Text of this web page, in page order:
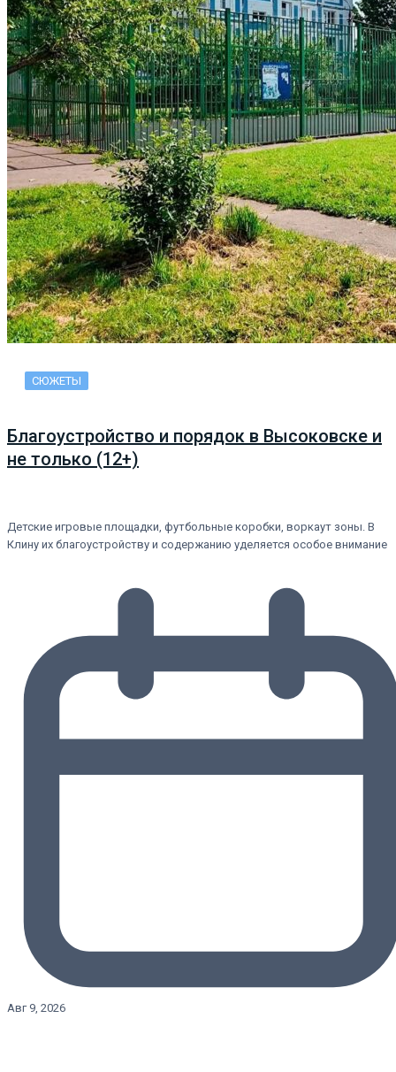
СЮЖЕТЫ
Благоустройство и порядок в Высоковске и
не только (12+)
Детские игровые площадки, футбольные коробки, воркаут зоны. В
Клину их благоустройству и содержанию уделяется особое внимание
Авг 9, 2026